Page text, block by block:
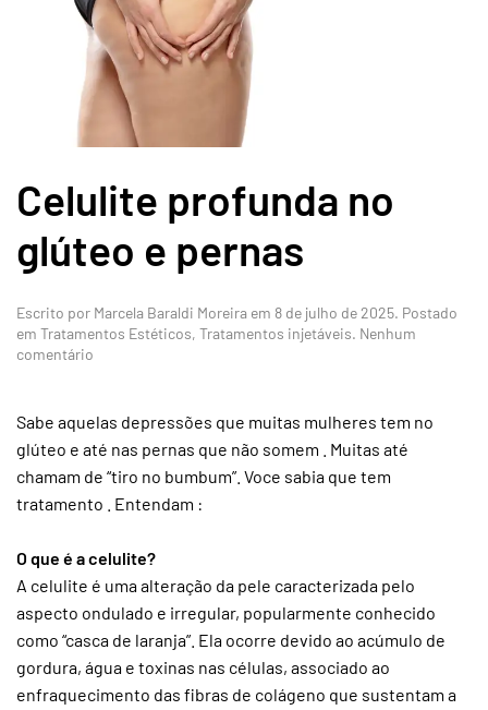
Celulite profunda no
glúteo e pernas
Escrito por Marcela Baraldi Moreira em 8 de julho de 2025. Postado
em Tratamentos Estéticos, Tratamentos injetáveis. Nenhum
comentário
no
e
pernas
Sabe aquelas depressões que muitas mulheres tem no
glúteo e até nas pernas que não somem . Muitas até
chamam de “tiro no bumbum”. Voce sabia que tem
tratamento . Entendam :
O que é a celulite?
A celulite é uma alteração da pele caracterizada pelo
aspecto ondulado e irregular, popularmente conhecido
como “casca de laranja”. Ela ocorre devido ao acúmulo de
gordura, água e toxinas nas células, associado ao
enfraquecimento das fibras de colágeno que sustentam a